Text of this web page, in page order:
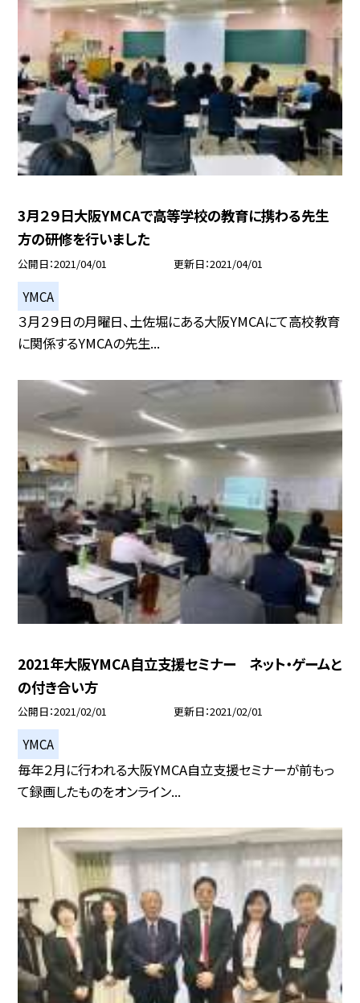
3月２９日大阪YMCAで高等学校の教育に携わる先生
方の研修を行いました
公開日 2021/04/01 更新日 2021/04/01
YMCA
３月２９日の月曜日、土佐堀にある大阪YMCAにて高校教育
に関係するYMCAの先生...
2021年大阪YMCA自立支援セミナー ネット・ゲームと
の付き合い方
公開日 2021/02/01 更新日 2021/02/01
YMCA
毎年２月に行われる大阪YMCA自立支援セミナーが前もっ
て録画したものをオンライン...